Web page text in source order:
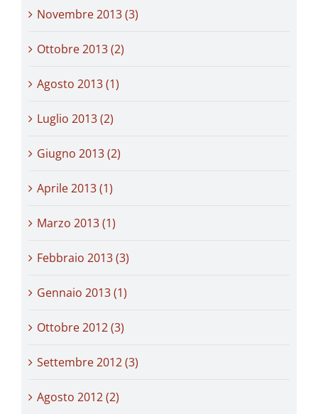
Novembre 2013 (3)
Ottobre 2013 (2)
Agosto 2013 (1)
Luglio 2013 (2)
Giugno 2013 (2)
Aprile 2013 (1)
Marzo 2013 (1)
Febbraio 2013 (3)
Gennaio 2013 (1)
Ottobre 2012 (3)
Settembre 2012 (3)
Agosto 2012 (2)